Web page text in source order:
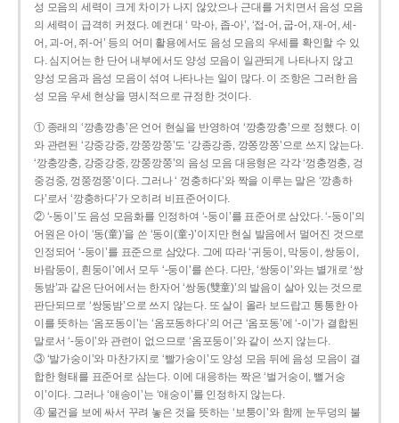
성 모음의 세력이 크게 차이가 나지 않았으나 근대를 거치면서 음성 모음
의 세력이 급격히 커졌다. 예컨대 ‘ 막-아, 좁-아’, ‘접-어, 굽-어, 재-어, 세-
어, 괴-어, 쥐-어’ 등의 어미 활용에서도 음성 모음의 우세를 확인할 수 있
다. 심지어는 한 단어 내부에서도 양성 모음이 일관되게 나타나지 않고
양성 모음과 음성 모음이 섞여 나타나는 일이 많다. 이 조항은 그러한 음
성 모음 우세 현상을 명시적으로 규정한 것이다.
① 종래의 ‘깡총깡총’은 언어 현실을 반영하여 ‘깡충깡충’으로 정했다. 이
와 관련된 ‘강중강중, 깡쭝깡쭝’도 ‘강종강종, 깡쫑깡쫑’으로 쓰지 않는다.
‘깡충깡충, 강중강중, 깡쭝깡쭝’의 음성 모음 대응형은 각각 ‘껑충껑충, 겅
중겅중, 껑쭝껑쭝’이다. 그러나 ‘ 껑충하다’와 짝을 이루는 말은 ‘깡총하
다’로서 ‘깡충하다’가 오히려 비표준어이다.
② ‘-동이’도 음성 모음화를 인정하여 ‘-둥이’를 표준어로 삼았다. ‘-둥이’의
어원은 아이 ‘동(童)’을 쓴 ‘동이(童-)’이지만 현실 발음에서 멀어진 것으로
인정되어 ‘-둥이’를 표준으로 삼았다. 그에 따라 ‘귀둥이, 막둥이, 쌍둥이,
바람둥이, 흰둥이’에서 모두 ‘-둥이’를 쓴다. 다만, ‘쌍둥이’와는 별개로 ‘쌍
동밤’과 같은 단어에서는 한자어 ‘쌍동(雙童)’의 발음이 살아 있는 것으로
판단되므로 ‘쌍둥밤’으로 쓰지 않는다. 또 살이 올라 보드랍고 통통한 아
이를 뜻하는 ‘옴포동이’는 ‘옴포동하다’의 어근 ‘옴포동’에 ‘-이’가 결합된
말로서 ‘-둥이’와 관련이 없으므로 ‘옴포둥이’와 같이 쓰지 않는다.
③ ‘발가숭이’와 마찬가지로 ‘빨가숭이’도 양성 모음 뒤에 음성 모음이 결
합한 형태를 표준어로 삼는다. 이에 대응하는 짝은 ‘벌거숭이, 뻘거숭
이’이다. 그러나 ‘애송이’는 ‘애숭이’를 인정하지 않는다.
④ 물건을 보에 싸서 꾸려 놓은 것을 뜻하는 ‘보퉁이’와 함께 눈두덩의 불